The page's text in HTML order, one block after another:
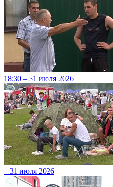
18:30 – 31 июля 2026
– 31 июля 2026